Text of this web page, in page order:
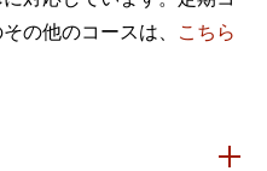
の他のコースは、 こちら